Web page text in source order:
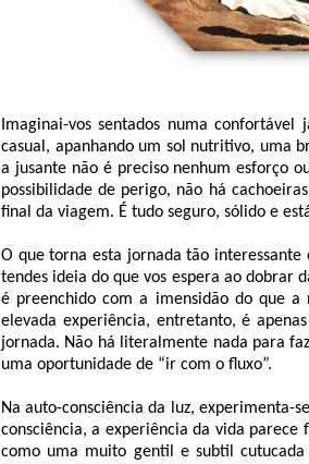
Imaginai-vos sentados numa
casual, apanhando um sol nutritivo, uma
a jusante não é preciso nenhum esforço
possibilidade de perigo, não há
final da viagem. É tudo seguro, sólido e
O que torna esta jornada tão
tendes ideia do que vos espera ao dobrar
é preenchido com a imensidão do que
elevada experiência, entretanto, é
jornada. Não há literalmente nada para
uma oportunidade de “ir com o fluxo”.
Na auto-consciência da luz, experimenta-
consciência, a experiência da vida parece
como uma muito gentil e subtil